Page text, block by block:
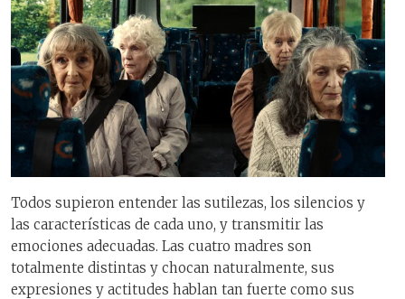
Todos supieron entender las sutilezas, los silencios y
las características de cada uno, y transmitir las
emociones adecuadas. Las cuatro madres son
totalmente distintas y chocan naturalmente, sus
expresiones y actitudes hablan tan fuerte como sus